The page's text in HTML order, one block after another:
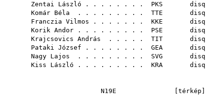
Zentai László . . . . . . . . PKS disq
Komár Béla . . . . . . . . . TTE disq
Franczia Vilmos . . . . . . . KKE disq
Korik Andor . . . . . . . . . PSE disq
Krajcsovics András . . . . . TIT disq
Pataki József . . . . . . . . GEA disq
Nagy Lajos . . . . . . . . . SVG disq
Kiss László . . . . . . . . . KRA disq
N19E [ térkép